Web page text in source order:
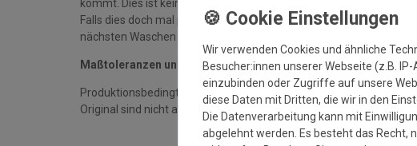
kommt. Dies ist kein Materialfehler und stellt auch keinen
Falls dies doch mal passiert, auf keinen Fall in den Trockner
nächsten Waschen sollten die wieder verschwunden sein.
Maßtoleranzen und Farbabweichungen:
Produktionsbedingte Maßtoleranzen in der Größe von +/- 5%,
Original sind nicht auszuschließen
Wir verwenden Cookies und ähnliche
Besucher:innen unserer Webseite (z.B.
einzubinden oder Zugriffe auf unsere
diese Daten mit Dritten, die wir in den
Die Datenverarbeitung kann mit
abgelehnt werden. Es besteht das Recht,